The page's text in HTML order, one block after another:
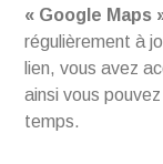
« Google Maps
régulièrement à
lien, vous avez
ainsi vous pouvez
temps.